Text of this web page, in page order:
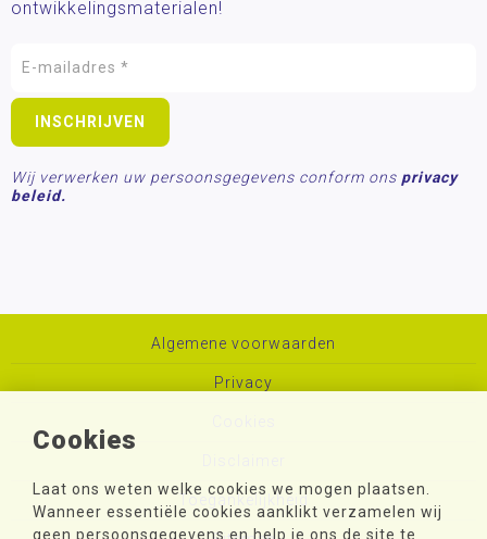
Cookies
Laat ons weten welke cookies we mogen plaatsen.
Wanneer essentiële cookies aanklikt verzamelen wij
geen persoonsgegevens en help je ons de site te
ontwikkelingsmaterialen!
Wij verwerken uw persoonsgegevens conform ons privacy
beleid.
Algemene voorwaarden
Privacy
Toegankelijkheid